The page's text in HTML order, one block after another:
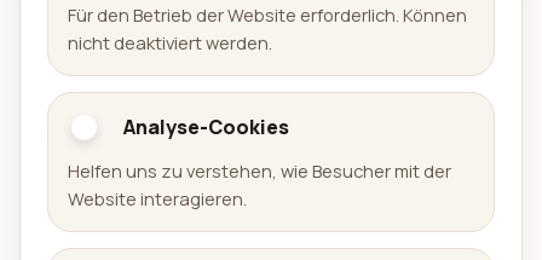
Aralel GmbH
Offizielle Website der Aralel GmbH mit öffentlichem
Portfolio veröffentlichter Produkte und direkten
Links zu den jeweiligen Plattformen.
Für den Betrieb der Website erforderlich. Können
nicht deaktiviert werden.
Analyse-Cookies
Helfen uns zu verstehen, wie Besucher mit der
Website interagieren.